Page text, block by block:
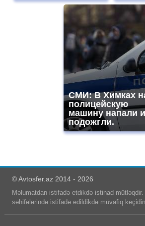
СМИ: В Химках
полицейскую
машину напали и
подожгли.
© Avtosfer.az 2014 - 2026
Məlumatdan istifadə etdikdə istinad
səhifələrində istifadə edildikdə müvafiq